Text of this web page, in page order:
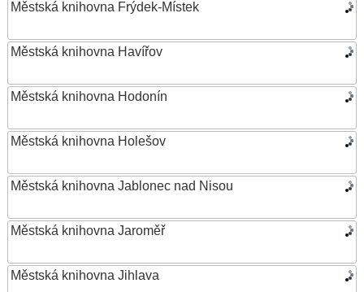
Městská knihovna Frýdek-Místek
Městská knihovna Havířov
Městská knihovna Hodonín
Městská knihovna Holešov
Městská knihovna Jablonec nad Nisou
Městská knihovna Jaroměř
Městská knihovna Jihlava